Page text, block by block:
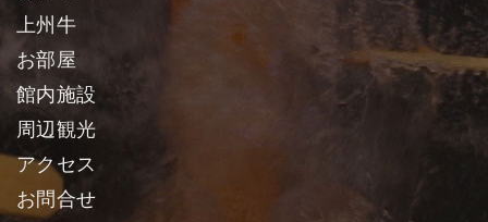
上州牛
お部屋
館内施設
周辺観光
アクセス
お問合せ